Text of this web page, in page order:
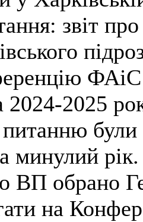
звіт
2024-2025
були
минулий
ВП обрано
на